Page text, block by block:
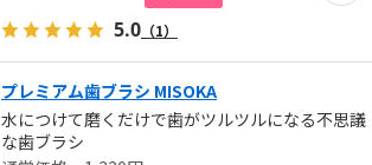
5.0 （1）
プレミアム歯ブラシ MISOKA
水につけて磨くだけで歯がツルツルになる不思議
な歯ブラシ